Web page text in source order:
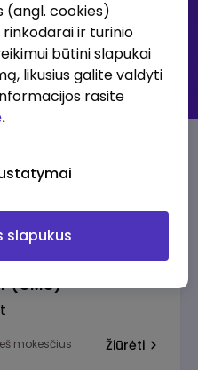
skelbimai
skelbimus
(CMO)
mokesčius Žiūrėti
(angl. cookies)
ir turinio
būtini slapukai
likusius galite valdyti
rasite
slapukus